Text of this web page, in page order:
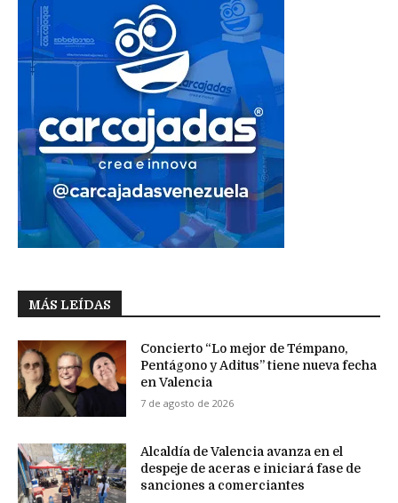
MÁS LEÍDAS
Concierto “Lo mejor de Témpano,
Pentágono y Aditus” tiene nueva fecha
en Valencia
7 de agosto de 2026
Alcaldía de Valencia avanza en el
despeje de aceras e iniciará fase de
sanciones a comerciantes